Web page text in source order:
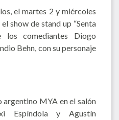
el martes 2 y miércoles
show de stand up “Senta
comediantes Diogo
Behn, con su personaje
argentino MYA en el salón
Espíndola y Agustín